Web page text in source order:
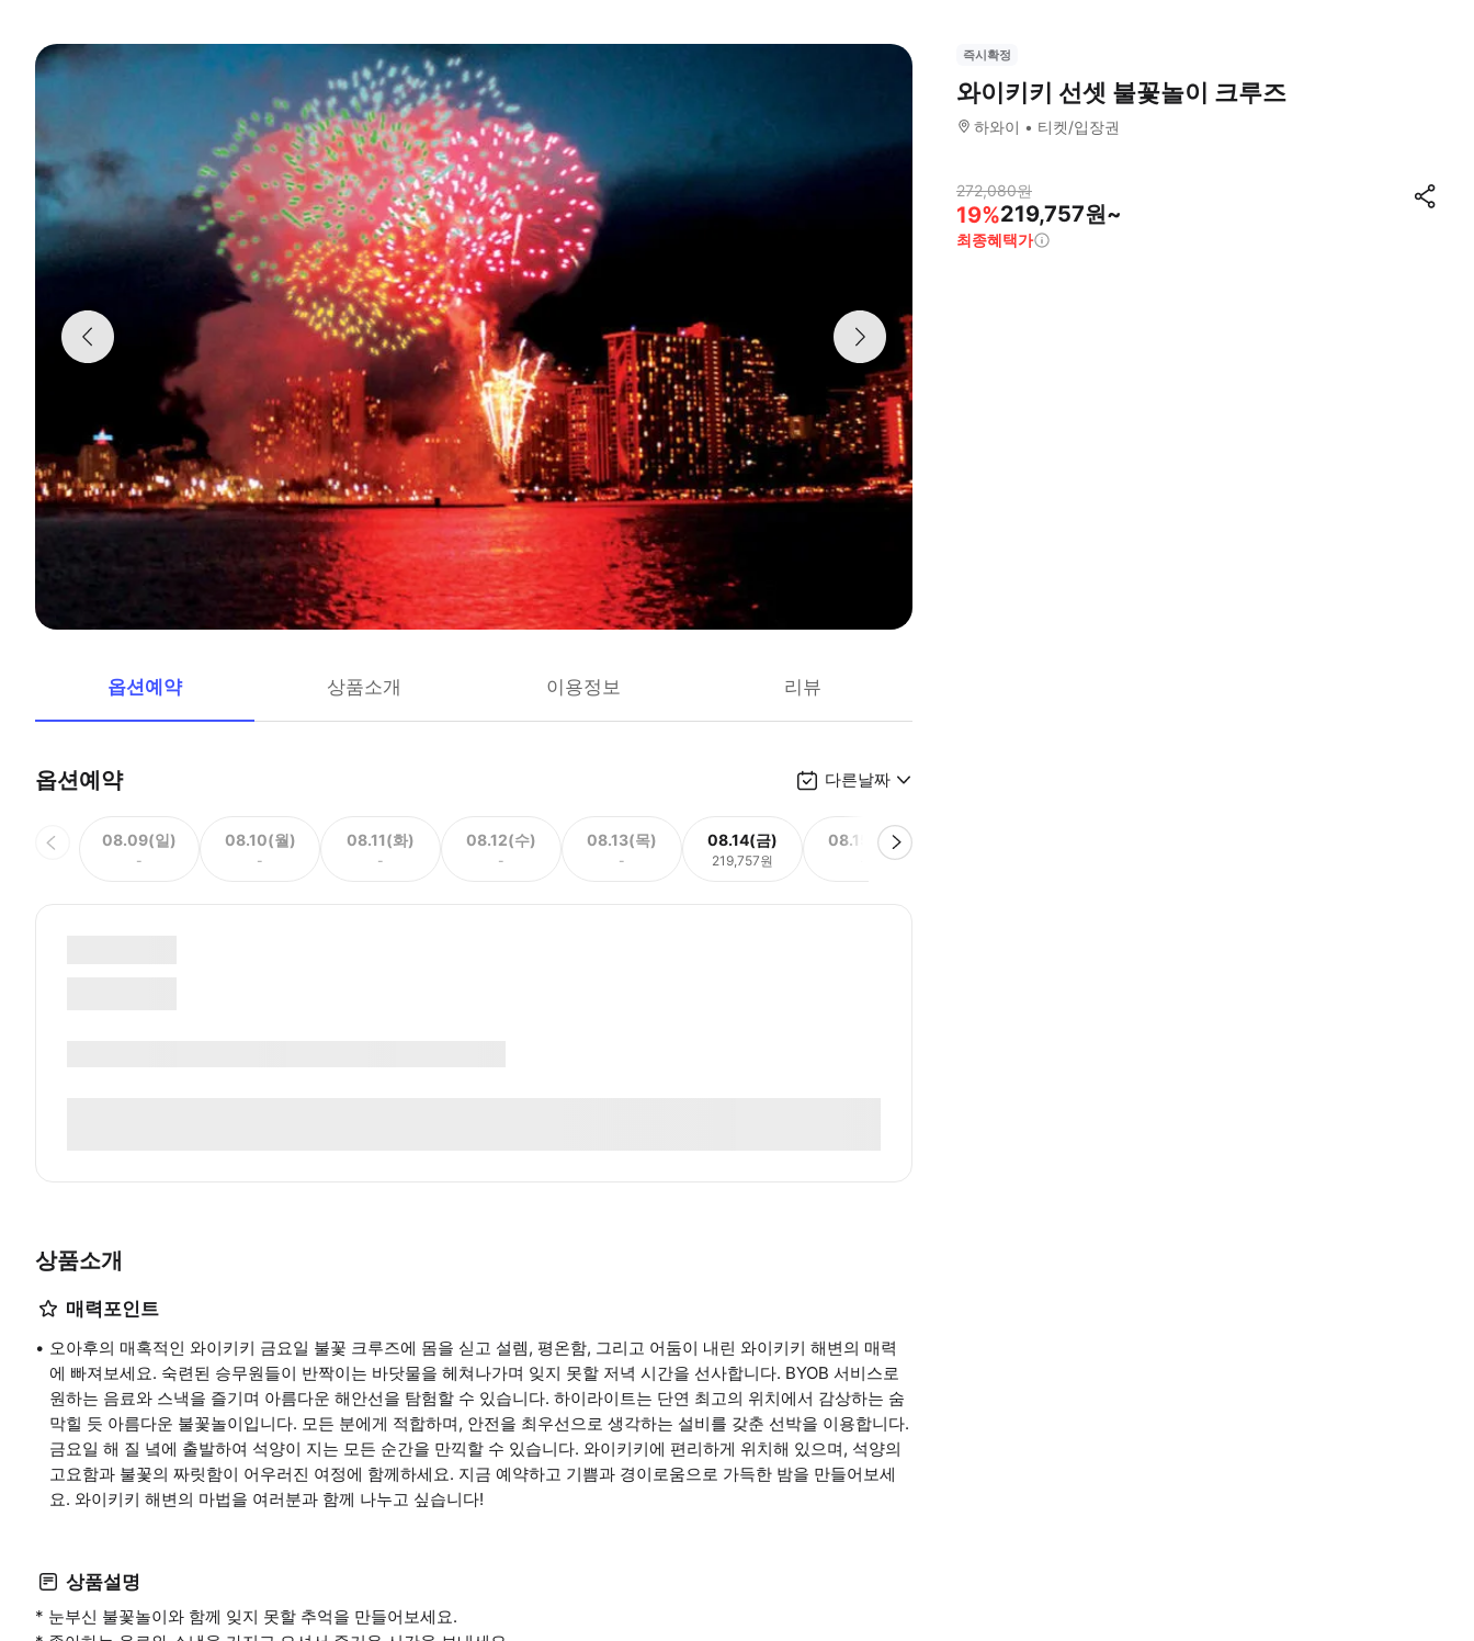
옵션예약 상품소개 이용정보 리뷰
옵션예약 다른날짜
08.09(일)
-
08.10(월)
-
08.11(화)
-
08.12(수)
-
08.13(목)
-
08.14(금)
219,757원
08.15(토)
상품소개
매력포인트
오아후의 매혹적인 와이키키 금요일 불꽃 크루즈에 몸을 싣고 설렘, 평온함, 그리고 어둠이 내린 와이키키 해변의 매력
에 빠져보세요. 숙련된 승무원들이 반짝이는 바닷물을 헤쳐나가며 잊지 못할 저녁 시간을 선사합니다. BYOB 서비스로
원하는 음료와 스낵을 즐기며 아름다운 해안선을 탐험할 수 있습니다. 하이라이트는 단연 최고의 위치에서 감상하는 숨
막힐 듯 아름다운 불꽃놀이입니다. 모든 분에게 적합하며, 안전을 최우선으로 생각하는 설비를 갖춘 선박을 이용합니다.
금요일 해 질 녘에 출발하여 석양이 지는 모든 순간을 만끽할 수 있습니다. 와이키키에 편리하게 위치해 있으며, 석양의
고요함과 불꽃의 짜릿함이 어우러진 여정에 함께하세요. 지금 예약하고 기쁨과 경이로움으로 가득한 밤을 만들어보세
요. 와이키키 해변의 마법을 여러분과 함께 나누고 싶습니다!
상품설명
* 눈부신 불꽃놀이와 함께 잊지 못할 추억을 만들어보세요.
즉시확정
와이키키 선셋 불꽃놀이 크루즈
하와이 티켓/입장권
272,080원
19%219,757원~
최종혜택가